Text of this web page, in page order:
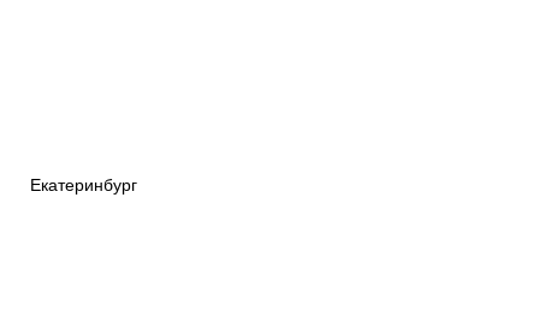
Екатеринбург